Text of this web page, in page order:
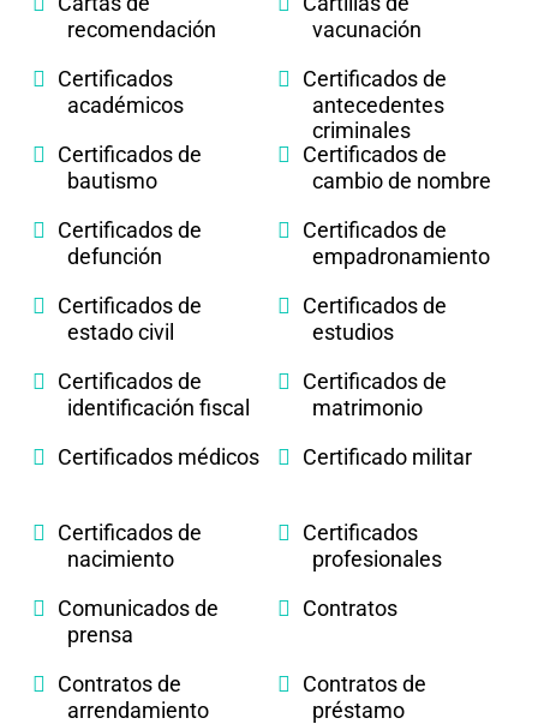
recomendación
vacunación
Certificados
académicos
Certificados de
antecedentes
criminales
Certificados de
bautismo
Certificados de
cambio de nombre
Certificados de
defunción
Certificados de
empadronamiento
Certificados de
estado civil
Certificados de
estudios
Certificados de
identificación fiscal
Certificados de
matrimonio
Certificados médicos
Certificado militar
Certificados de
nacimiento
Certificados
profesionales
Comunicados de
prensa
Contratos
Contratos de
arrendamiento
Contratos de
préstamo